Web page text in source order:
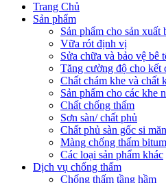
Trang Chủ
Sản phẩm
Sản phẩm cho sản xuất
Vữa rót định vị
Sửa chữa và bảo vệ bê
Tăng cường độ cho kết
Chất chám khe và chất
Sản phẩm cho các khe
Chất chống thấm
Sơn sàn/ chất phủ
Chất phủ sàn gốc si
Màng chống thấm
Các loại sản phẩm khác
Dịch vụ chống thấm
Chống thấm tầng hầm